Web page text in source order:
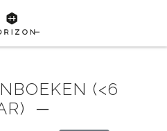
(<6
─